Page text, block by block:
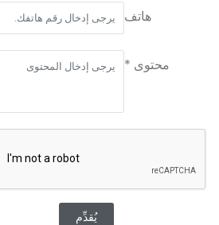
هاتف
محتوى *
يُقدِّم